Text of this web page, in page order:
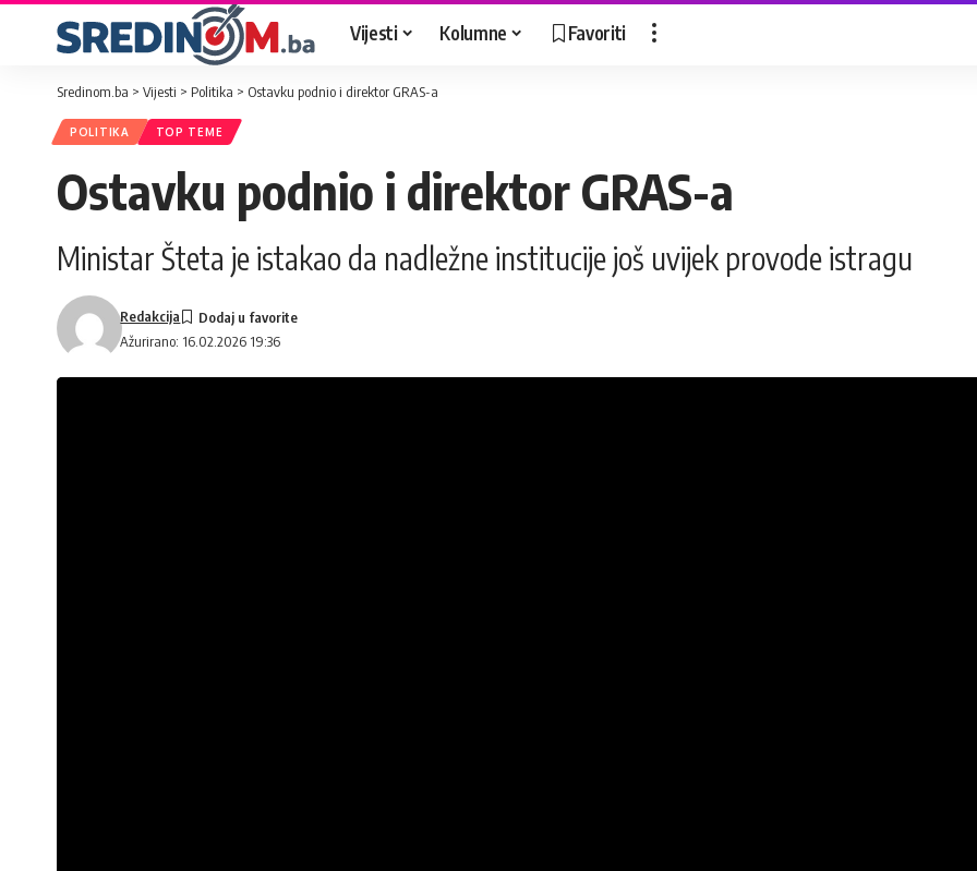
Vijesti Kolumne Favoriti
Sredinom.ba > Vijesti > Politika > Ostavku podnio i direktor GRAS-a
POLITIKA TOP TEME
Ostavku podnio i direktor GRAS-a
Ministar Šteta je istakao da nadležne institucije još uvijek provode istragu
Ažurirano: 16.02.2026 19:36
Redakcija